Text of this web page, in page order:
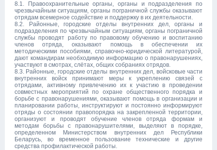
8.1. Правоохранительные органы, органы и подразделения по
чрезвычайным ситуациям, органы пограничной службы оказывают
отрядам всемерное содействие и поддержку в их деятельности.
8.2. Районные, городские отделы внутренних дел, органы и
подразделения по чрезвычайным ситуациям, органы пограничной
службы проводят работу по правовому обучению и воспитанию
членов отряда, оказывают помощь в обеспечении их
методическими пособиями, справочно-юридической литературой,
дают командирам необходимую информацию о правонарушениях,
участвуют в смотрах, слётах, общих собраниях отрядов.
8.3. Районные, городские отделы внутренних дел, войсковые части
внутренних войск принимают меры к укреплению связей с
отрядами, активному привлечению их к участию в проведении
совместных мероприятий по охране общественного порядка и
борьбе с правонарушениями, оказывают помощь в организации и
планировании работы, инструктируют и постоянно информируют
отряды о состоянии правопорядка на закрепленной территории,
организуют и проводят обучение членов отряда формам и
методам борьбы с правонарушителями, выделяют в порядке,
определенном Министерством внутренних дел Республики
Беларусь, во временное пользование технические и другие
средства профилактической работы.